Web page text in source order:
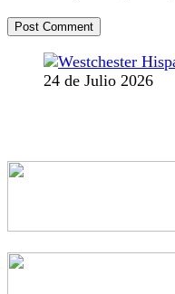
24 de Julio 2026